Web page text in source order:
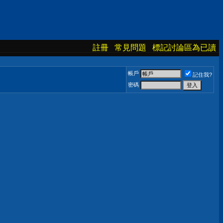
註冊 常見問題 標記討論區為已讀
帳戶
記住我?
密碼